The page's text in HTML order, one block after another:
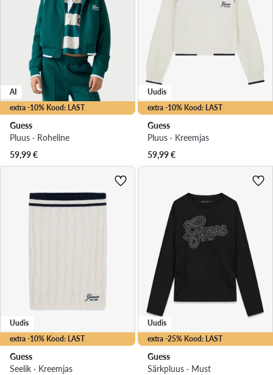
extra -10% Kood: LAST
AI
Guess
Pluus · Roheline
59,99€
extra -10% Kood: LAST
Uudis
Guess
Pluus · Kreemjas
59,99€
extra -10% Kood: LAST
Uudis
Guess
Seelik · Kreemjas
extra -25% Kood: LAST
Uudis
Guess
Särkpluus · Must